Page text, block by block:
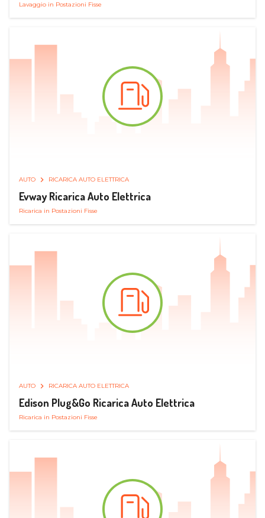
Lavaggio in Postazioni Fisse
AUTO RICARICA AUTO ELETTRICA
Evway Ricarica Auto Elettrica
Ricarica in Postazioni Fisse
AUTO RICARICA AUTO ELETTRICA
Edison Plug&Go Ricarica Auto Elettrica
Ricarica in Postazioni Fisse